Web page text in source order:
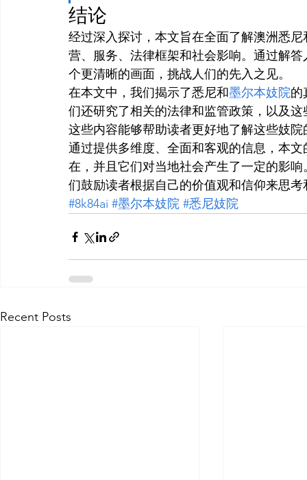
结论
经过深入探讨，本文旨在全面了解澳洲悉
营、服务、法律框架和社会影响。通过解
个更清晰的画面，挑战人们的先入之见。
在本文中，我们揭示了悉尼和墨尔本妓院的
们还研究了相关的法律和监管政策，以及
这些内容能够帮助读者更好地了解这些妓
通过提供多维度、全面和客观的信息，本
在，并且它们对当地社会产生了一定的影
们鼓励读者根据自己的价值观和信仰来思
#8k84ai #墨尔本妓院 #悉尼妓院
Recent Posts